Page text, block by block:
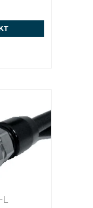
L